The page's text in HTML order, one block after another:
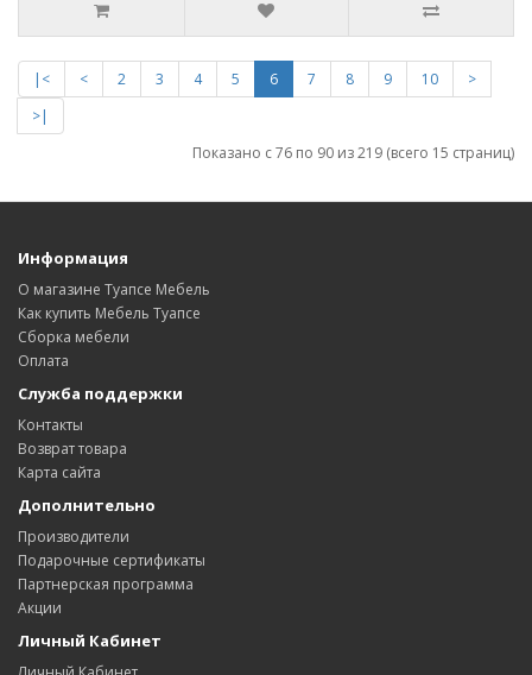
|< < 2 3 4 5 6 7 8 9 10
>
>|
Показано с 76 по 90 из 219 (всего 15 страниц)
Информация
О магазине Туапсе Мебель
Как купить Мебель Туапсе
Сборка мебели
Оплата
Служба поддержки
Контакты
Возврат товара
Карта сайта
Дополнительно
Производители
Подарочные сертификаты
Партнерская программа
Акции
Личный Кабинет